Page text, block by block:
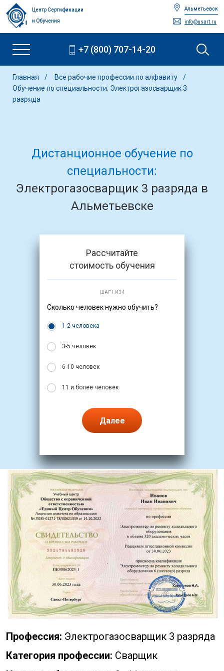
Центр Сертификации
и Обучения
Альметьевск
info@usart.ru
+7 (800) 707-14-20
Главная
Все рабочие профессии по алфавиту
Обучение по специальности: Электрогазосварщик 3
разряда
Дистанционное обучение по
специальности:
Электрогазосварщик 3 разряда в
Альметьевске
Рассчитайте
стоимость обучения
ШАГ 1 ИЗ 4
Сколько человек нужно обучить?
1-2 человека
3-5 человек
6-10 человек
11 и более человек
Далее
Профессия: Электрогазосварщик 3 разряда
Категория профессии: Сварщик